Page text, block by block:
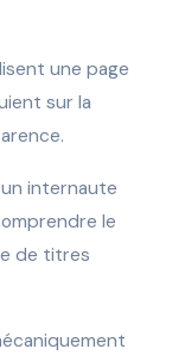
une page
sur la
internaute
le
de titres